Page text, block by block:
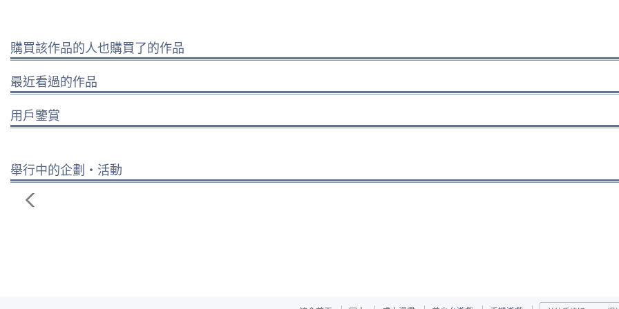
購買該作品的人也購買了的作品
最近看過的作品
用戶鑒賞
舉行中的企劃・活動